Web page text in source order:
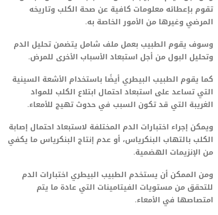
تقوم بإعطائه معلومات كافية عن صحة الكلب وتاريخه
المرضي وغيرها من الأمور الخاصة به.
وسوف يقوم الطبيب بعمل ملف شامل يتضمن تحليل الدم
وتحليل البول من أجل استبعاد الأسباب الأخرى للمرض.
كما يقوم الطبيب البيطري أيضًا باستخدام الأشعة السينية
التي تساعد على استبعاد احتمال ابتلاع الكلب للمواد
الغريبة التي قد تكون السبب في حدوث تهيج للأمعاء.
ويمكن إجراء اختبارات الدم المختلفة لاستبعاد احتمال إصابة
الكلب بالتهاب البنكرياس، أو عدم إنتاج البنكرياس ما يكفي
من الإنزيمات الهضمية.
ومن الممكن أن يستخدم الطبيب البيطري اختبارات الدم
للتحقق من مستويات الفيتامينات التي عادة ما يتم
امتصاصها في الأمعاء.